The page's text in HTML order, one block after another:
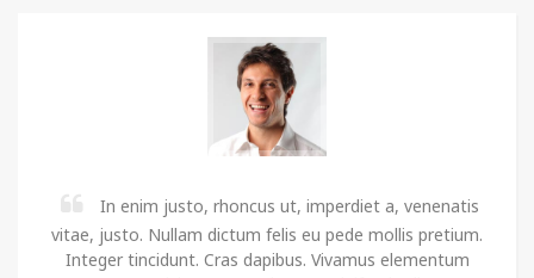
In enim justo, rhoncus ut, imperdiet a, venenatis
vitae, justo. Nullam dictum felis eu pede mollis pretium.
Integer tincidunt. Cras dapibus. Vivamus elementum